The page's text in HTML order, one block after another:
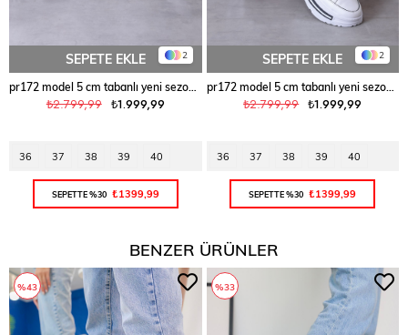
2
SEPETE EKLE
₺1.999,99
₺2.799,99
36 37 38 39 40
SEPETTE %30 ₺1399,99
2
SEPETE EKLE
pr172 model 5 cm tabanlı yeni sezon spor ayakkabı BEYAZ
₺1.999,99
₺2.799,99
36 37 38 39 40
SEPETTE %30 ₺1399,99
BENZER ÜRÜNLER
%43 %33